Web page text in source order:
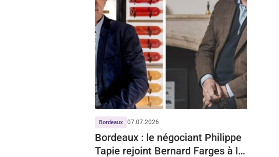
Bordeaux 07.07.2026
Bordeaux : le négociant Philippe
Tapie rejoint Bernard Farges à la